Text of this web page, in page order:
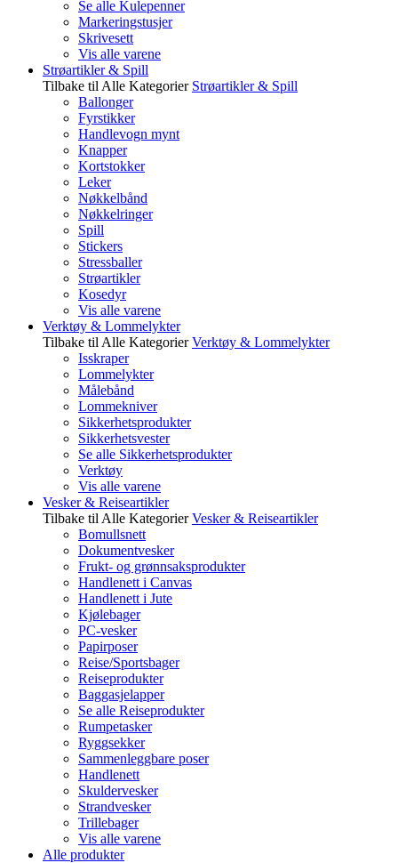
Se alle Kulepenner
Markeringstusjer
Skrivesett
Vis alle varene
Strøartikler & Spill
Tilbake til Alle Kategorier Strøartikler & Spill
Ballonger
Fyrstikker
Handlevogn mynt
Knapper
Kortstokker
Leker
Nøkkelbånd
Nøkkelringer
Spill
Stickers
Stressballer
Strøartikler
Kosedyr
Vis alle varene
Verktøy & Lommelykter
Tilbake til Alle Kategorier Verktøy & Lommelykter
Isskraper
Lommelykter
Målebånd
Lommekniver
Sikkerhetsprodukter
Sikkerhetsvester
Se alle Sikkerhetsprodukter
Verktøy
Vis alle varene
Vesker & Reiseartikler
Tilbake til Alle Kategorier Vesker & Reiseartikler
Bomullsnett
Dokumentvesker
Frukt- og grønnsaksprodukter
Handlenett i Canvas
Handlenett i Jute
Kjølebager
PC-vesker
Papirposer
Reise/Sportsbager
Reiseprodukter
Baggasjelapper
Se alle Reiseprodukter
Rumpetasker
Ryggsekker
Sammenleggbare poser
Handlenett
Skuldervesker
Strandvesker
Trillebager
Vis alle varene
Alle produkter